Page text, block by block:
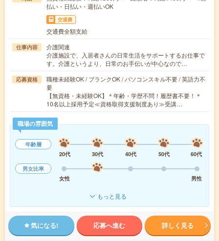
払い・日払い・週払いOK
交通費
交通費全額支給
仕事内容
介護関連
介護施設で、入居者さんの日常生活をサポートするお仕事で
す。介護というより、日常のお手伝いが中心なので…
応募資格
職種未経験OK / ブランクOK / パソコンスキル不要 / 英語力不
要
【無資格・未経験OK】＊年齢・学歴不問！履歴書不要！＊
10名以上採用予定≪資格取得支援制度あり≫受講…
職場の雰囲気
年齢層
20代
30代 40代 50代
60代
男女比率
女性
男性
もっと見る
気になる! 応募へ進む 詳しく見る